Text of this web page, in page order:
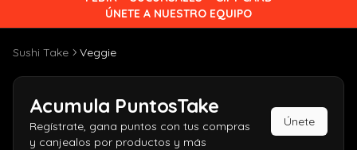
ÚNETE A NUESTRO EQUIPO
Sushi Take Veggie
Acumula PuntosTake
Regístrate, gana puntos con tus compras
y canjealos por productos y más
Únete